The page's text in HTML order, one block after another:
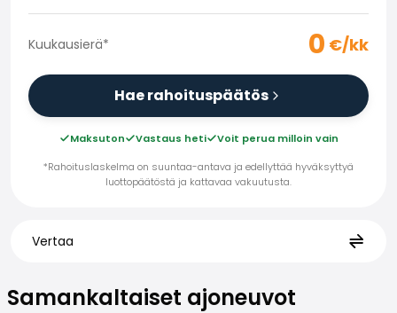
Kuukausierä* 0 €/kk
Hae rahoituspäätös
Maksuton Vastaus heti
Voit perua milloin vain
*Rahoituslaskelma on suuntaa-antava ja edellyttää hyväksyttyä
luottopäätöstä ja kattavaa vakuutusta.
Vertaa
Samankaltaiset ajoneuvot